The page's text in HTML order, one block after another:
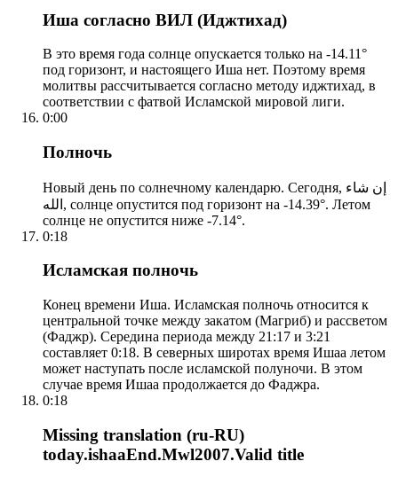
Иша согласно ВИЛ (Иджтихад)
В это время года солнце опускается только на -14.11°
под горизонт, и настоящего Иша нет. Поэтому время
молитвы рассчитывается согласно методу иджтихад, в
соответствии с фатвой Исламской мировой лиги.
0:00
Полночь
Новый день по солнечному календарю. Сегодня, إن شاء
الله, солнце опустится под горизонт на -14.39°. Летом
солнце не опустится ниже -7.14°.
0:18
Исламская полночь
Конец времени Иша. Исламская полночь относится к
центральной точке между закатом (Магриб) и рассветом
(Фаджр). Середина периода между 21:17 и 3:21
составляет 0:18. В северных широтах время Ишаа летом
может наступать после исламской полуночи. В этом
случае время Ишаа продолжается до Фаджра.
0:18
Missing translation (ru-RU)
today.ishaaEnd.Mwl2007.Valid title